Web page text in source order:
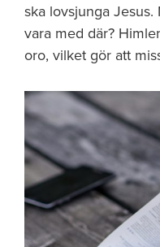
ska lovsjunga
vara med där?
oro, vilket gör att